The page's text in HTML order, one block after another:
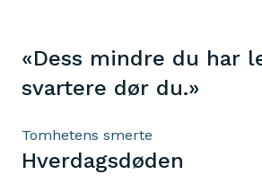
«Dess mindre du har
svartere dør du.»
Tomhetens smerte
Hverdagsdøden